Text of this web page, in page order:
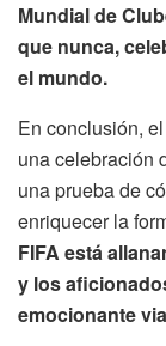
Mundial de
que nunca,
el mundo.
En conclusión,
una celebración
una prueba de
enriquecer la
FIFA está
y los
emocionante